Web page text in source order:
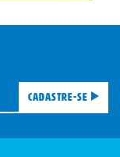
Cadastre-se
login